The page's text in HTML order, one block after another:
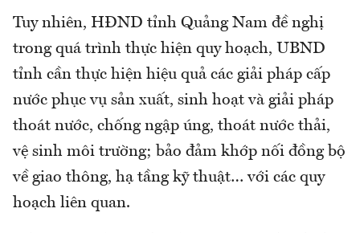
Tuy nhiên, HĐND tỉnh Quảng Nam đề nghị
trong quá trình thực hiện quy hoạch, UBND
tỉnh cần thực hiện hiệu quả các giải pháp cấp
nước phục vụ sản xuất, sinh hoạt và giải pháp
thoát nước, chống ngập úng, thoát nước thải,
vệ sinh môi trường; bảo đảm khớp nối đồng bộ
về giao thông, hạ tầng kỹ thuật… với các quy
hoạch liên quan.